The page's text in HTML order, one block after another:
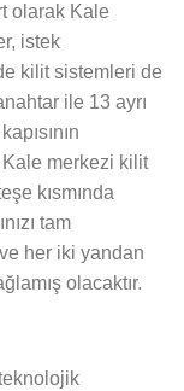
olarak Kale
istek
kilit sistemleri de
ile 13 ayrı
Kale merkezi kilit
kısmında
tam
her iki yandan
olacaktır.